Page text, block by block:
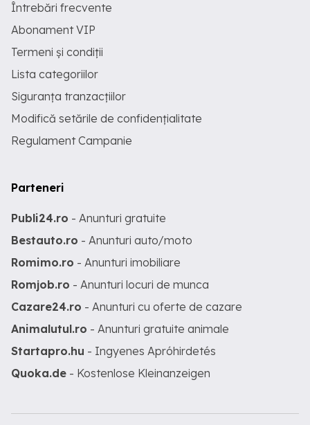
Întrebări frecvente
Abonament VIP
Termeni și condiții
Lista categoriilor
Siguranța tranzacțiilor
Modifică setările de confidențialitate
Regulament Campanie
Parteneri
Publi24.ro - Anunturi gratuite
Bestauto.ro - Anunturi auto/moto
Romimo.ro - Anunturi imobiliare
Romjob.ro - Anunturi locuri de munca
Cazare24.ro - Anunturi cu oferte de cazare
Animalutul.ro - Anunturi gratuite animale
Startapro.hu - Ingyenes Apróhirdetés
Quoka.de - Kostenlose Kleinanzeigen